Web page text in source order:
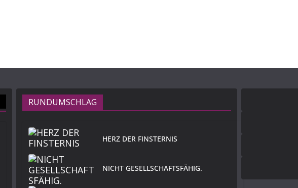
RUNDUMSCHLAG
HERZ DER FINSTERNIS
NICHT GESELLSCHAFTSFÄHIG.